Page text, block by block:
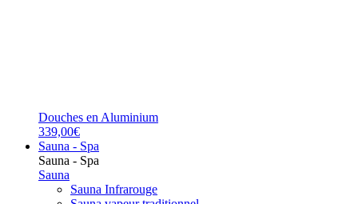
Douches en Aluminium
339,00€
Sauna - Spa
Sauna - Spa
Sauna
Sauna Infrarouge